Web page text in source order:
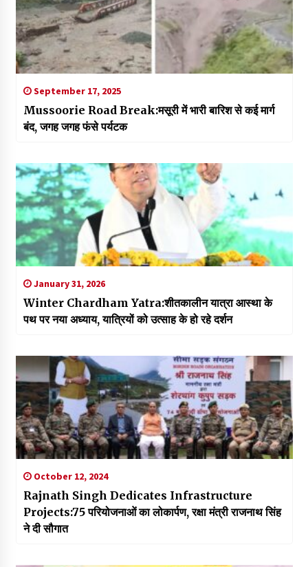
September 17, 2025
Mussoorie Road Break:मसूरी में भारी बारिश से कई मार्ग
बंद, जगह जगह फंसे पर्यटक
January 31, 2026
Winter Chardham Yatra:शीतकालीन यात्रा आस्था के
पथ पर नया अध्याय, यात्रियों को उत्साह के हो रहे दर्शन
October 12, 2024
Rajnath Singh Dedicates Infrastructure
Projects:75 परियोजनाओं का लोकार्पण, रक्षा मंत्री राजनाथ सिंह
ने दी सौगात